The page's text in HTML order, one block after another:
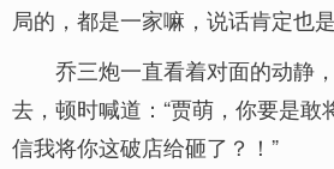
局的，都是一家嘛，说话肯定也是
乔三炮一直看着对面的动静
去，顿时喊道：“贾萌，你要是敢
信我将你这破店给砸了？！”